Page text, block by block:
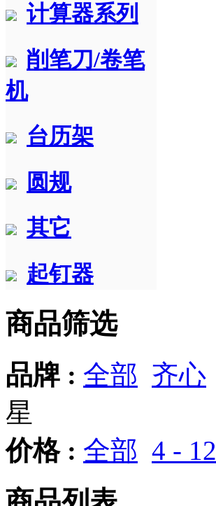
计算器系列
削笔刀/卷笔
机
台历架
圆规
其它
起钉器
商品筛选
品牌 : 全部 齐心
星
价格 : 全部 4 - 12